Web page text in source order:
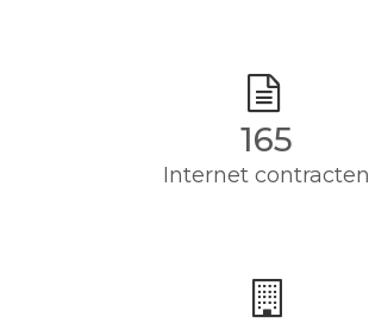
165
Internet contracten